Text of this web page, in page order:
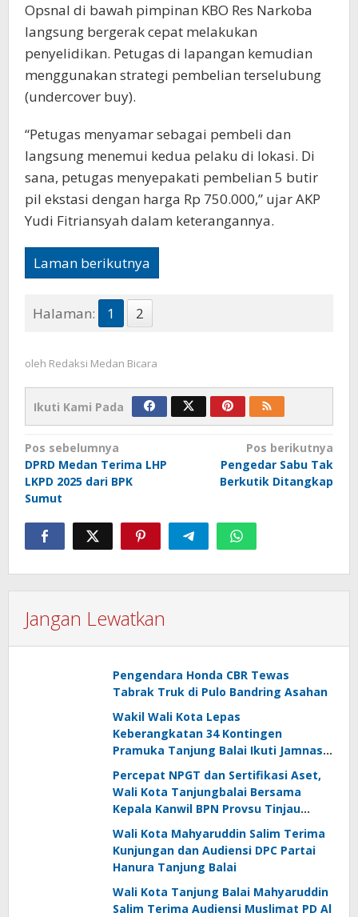
Opsnal di bawah pimpinan KBO Res Narkoba
langsung bergerak cepat melakukan
penyelidikan. Petugas di lapangan kemudian
menggunakan strategi pembelian terselubung
(undercover buy).
“Petugas menyamar sebagai pembeli dan
langsung menemui kedua pelaku di lokasi. Di
sana, petugas menyepakati pembelian 5 butir
pil ekstasi dengan harga Rp 750.000,” ujar AKP
Yudi Fitriansyah dalam keterangannya.
Laman berikutnya
Halaman: 1 2
oleh Redaksi Medan Bicara
Ikuti Kami Pada
Navigasi
pos
Pos sebelumnya
DPRD Medan Terima LHP
LKPD 2025 dari BPK
Sumut
Pos berikutnya
Pengedar Sabu Tak
Berkutik Ditangkap
Jangan Lewatkan
Pengendara Honda CBR Tewas
Tabrak Truk di Pulo Bandring Asahan
Wakil Wali Kota Lepas
Keberangkatan 34 Kontingen
Pramuka Tanjung Balai Ikuti Jamnas
Percepat NPGT dan Sertifikasi Aset,
Wali Kota Tanjungbalai Bersama
Kepala Kanwil BPN Provsu Tinjau
Pulau Milik Pemko
Wali Kota Mahyaruddin Salim Terima
Kunjungan dan Audiensi DPC Partai
Hanura Tanjung Balai
Wali Kota Tanjung Balai Mahyaruddin
Salim Terima Audiensi Muslimat PD Al